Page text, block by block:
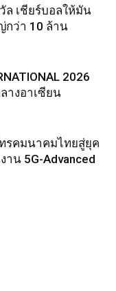
ล เชียร์บอลให้มัน
กว่า 10 ล้าน
2026
างอาเซียน
รคมนาคมไทยสู่ยุค
าน 5G-Advanced